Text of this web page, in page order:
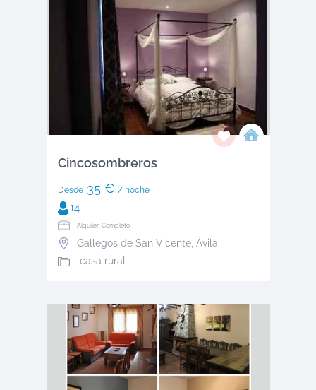
Cincosombreros
Desde35 € / noche
14
Alquiler: Completo
Gallegos de San Vicente, Ávila
casa rural